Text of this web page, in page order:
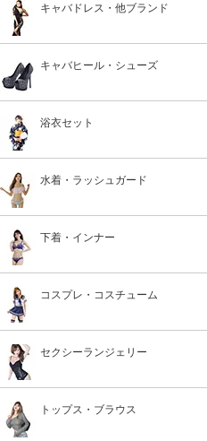
キャバドレス・他ブランド
キャバヒール・シューズ
浴衣セット
水着・ラッシュガード
下着・インナー
コスプレ・コスチューム
セクシーランジェリー
トップス・ブラウス